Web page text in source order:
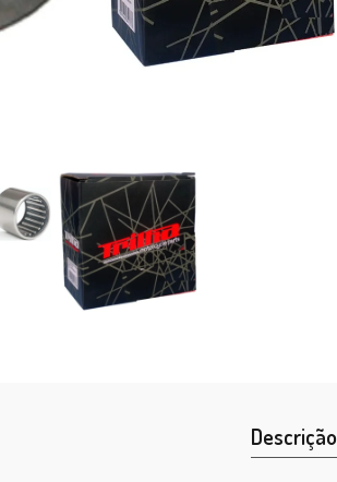
Descrição